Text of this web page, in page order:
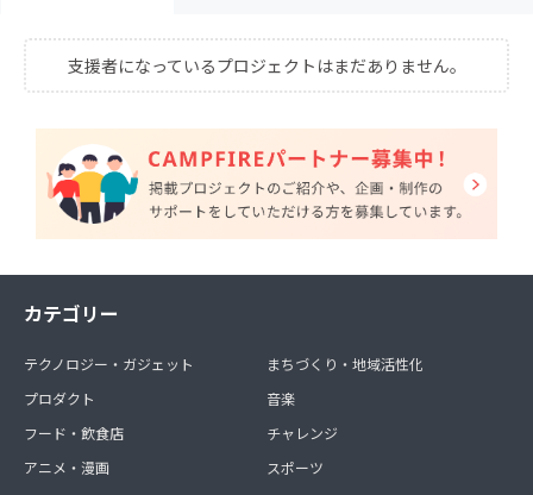
支援者になっているプロジェクトはまだありません。
カテゴリー
テクノロジー・ガジェット
プロダクト
フード・飲食店
アニメ・漫画
まちづくり・地域活性化
音楽
チャレンジ
スポーツ